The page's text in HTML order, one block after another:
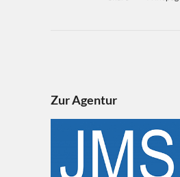
Zur Agentur